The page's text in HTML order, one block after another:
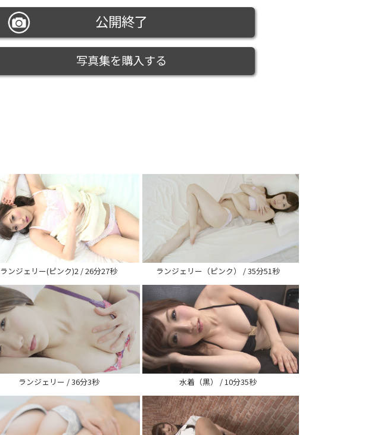
公開終了
写真集を購入する
ランジェリー(ピンク)2 / 26分27秒 ランジェリー（ピンク） / 35分51秒
ランジェリー / 36分3秒 水着（黒） / 10分35秒